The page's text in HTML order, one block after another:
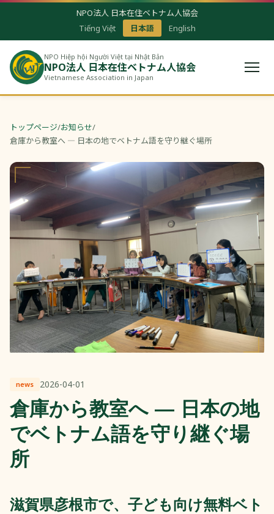
NPO法人 日本在住ベトナム人協会
Tiếng Việt
日本語 English
NPO Hiệp hội Người Việt tại Nhật Bản
NPO法人 日本在住ベトナム人協会
Vietnamese Association in Japan
トップページ/お知らせ/
倉庫から教室へ ― 日本の地でベトナム語を守り継ぐ場所
news 2026-04-01
倉庫から教室へ ― 日本の地
でベトナム語を守り継ぐ場
所
滋賀県彦根市で、子ども向け無料ベト